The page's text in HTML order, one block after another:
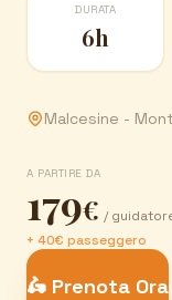
DURATA
6h
Malcesine -
A PARTIRE DA
179€ /
+ 40€ passeggero
🛵 Prenota Ora